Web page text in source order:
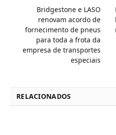
Bridgestone e LASO
renovam acordo de
fornecimento de pneus
para toda a frota da
empresa de transportes
especiais
RELACIONADOS